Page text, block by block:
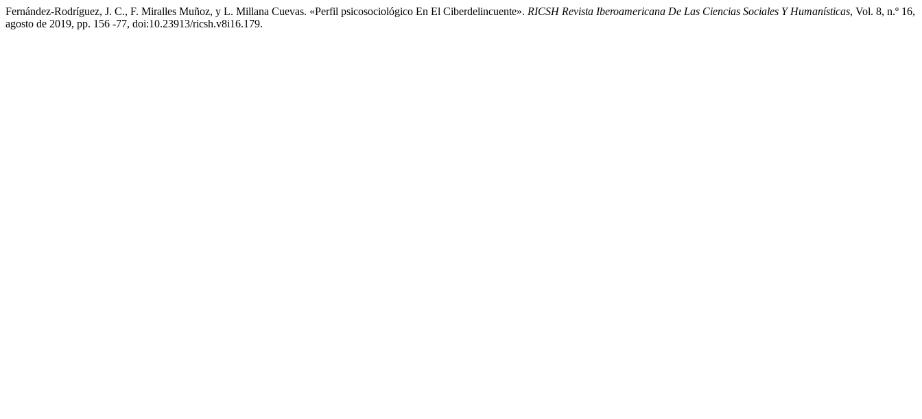
Fernández-Rodríguez, J. C., F. Miralles Muñoz, y L. Millana Cuevas. «Perfil psicosociológico En El Ciberdelincuente». RICSH Revista Iberoamericana De Las Ciencias Sociales Y Humanísticas, Vol. 8, n.º 16,
agosto de 2019, pp. 156 -77, doi:10.23913/ricsh.v8i16.179.